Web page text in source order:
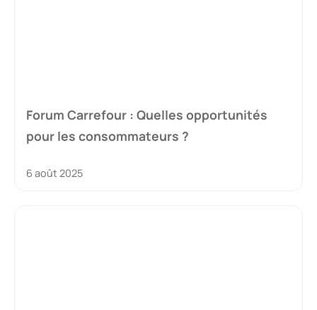
Forum Carrefour : Quelles opportunités
pour les consommateurs ?
6 août 2025